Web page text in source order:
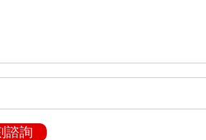
諮詢